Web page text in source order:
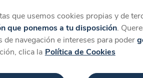
que usemos cookies propias y de
que ponemos a tu disposición.
navegación e intereses para poder
clica la Política de Cookies